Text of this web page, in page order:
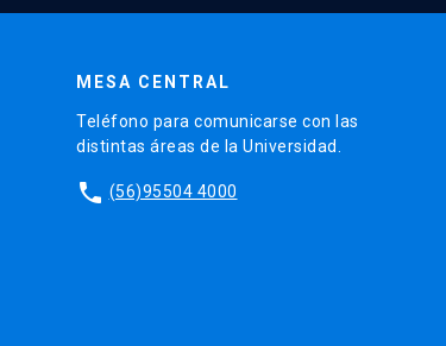
MESA CENTRAL
Teléfono para comunicarse con las
distintas áreas de la Universidad.
phone (56)95504 4000